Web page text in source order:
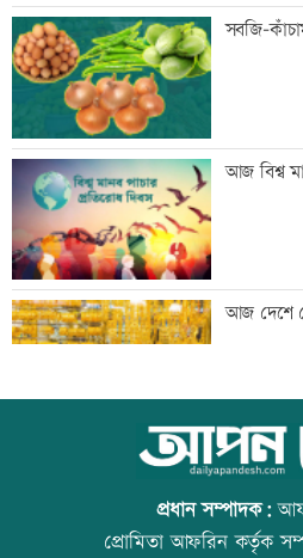
পুকুরে বিষ
স্বর্ণের
৬ জেলায়
সতর্কতা
অবশেষে
সবজি-
আজ বিশ্ব
আজ দেশে
আজ বিশ্ব
প্রধান সম্পাদক:
প্রোমিতা আফরিন কর্তৃক